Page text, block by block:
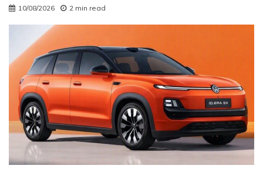
10/08/2026 2 min read